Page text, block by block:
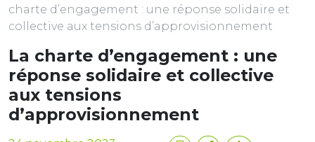
charte d’engagement : une réponse solidaire et
collective aux tensions d’approvisionnement
La charte d’engagement : une
réponse solidaire et collective
aux tensions
d’approvisionnement